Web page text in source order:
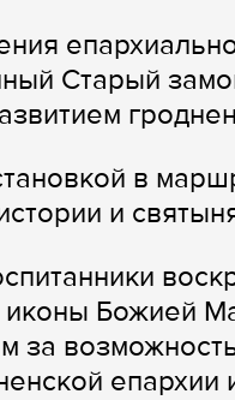
Старый
в
и
иконы Божией
за
епархии